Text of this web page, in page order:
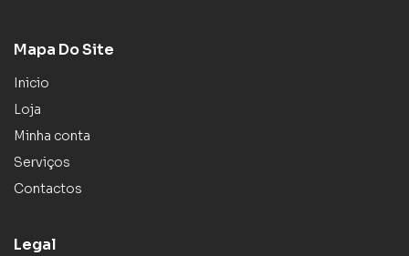
Mapa Do Site
Inicio
Loja
Minha conta
Serviços
Contactos
Legal